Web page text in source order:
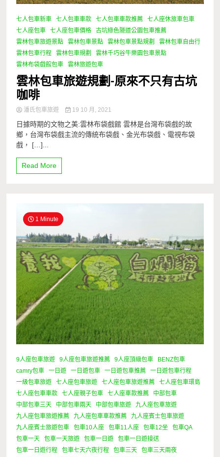
七人包車新車 七人包車車款 七人包車車款推薦
七人座休旅車包車
七人座包車
七人座包車價格
古坑綠色隧道公園包車推薦
雲林包車旅遊景點
雲林包車景點 雲林包車景點規劃
雲林包車自由行
雲林包車行程
雲林包車規劃
雲林千巧谷牛樂園包車景點
雲林布袋戲館包車
雲林旅遊包車
雲林包車旅遊規劃-原來不只有古坑
咖啡
潘氏包車旅遊 19 10 月, 2021
日據時期的文物之美:雲林布袋戲館 雲林是台灣布袋戲的故
鄉，台灣布袋戲主流的傳統布袋戲、金光布袋戲、電視布袋
戲， […]...
Read More
1 Minute
9人座包車旅遊 9人座包車旅遊推薦 9人座頂級包車
BENZ包車
camry包車
一日遊 一日遊包車 一日遊包車推薦
一日遊包車行程
一級包車旅遊
七人座包車旅遊 七人座包車旅遊推薦
七人座包車環島
七人座包車車款
七人座親子包車 七人座車款推薦
中部包車
中部包車三天
中部包車兩天 中部包車旅遊
九人座包車旅遊
九人座包車旅遊推薦
九人座包車車款推薦
九人座賓士包車旅遊
九人座賓士旅遊包車
包車10人座 包車11人座 包車12坐
包車QA
包車一天
包車一天旅遊 包車一日遊
包車一日遊接送
包車一日遊行程
包車七天六夜行程 包車三天
包車三天兩夜